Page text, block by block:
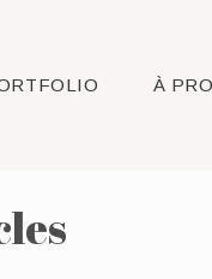
À